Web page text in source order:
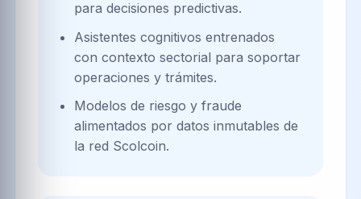
para decisiones predictivas.
Asistentes cognitivos entrenados
con contexto sectorial para soportar
operaciones y trámites.
Modelos de riesgo y fraude
alimentados por datos inmutables de
la red Scolcoin.